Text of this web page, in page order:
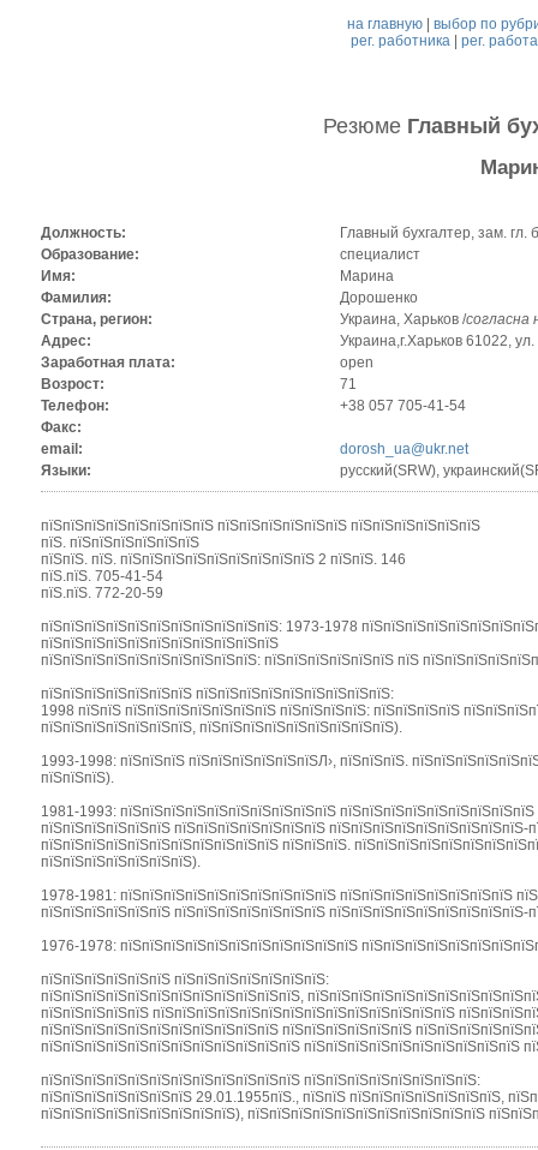
на главную |выбор по
рег. работника| рег.
Резюме Главный
Должность:
Главный бухгалтер, зам. гл.
Образование:
специалист
Имя:
Марина
Фамилия:
Дорошенко
Страна, регион:
Украина, Харьков /согласна
Адрес:
Украина,г.Харьков 61022,
Заработная плата:
open
Возрост:
71
Телефон:
+38 057 705-41-54
Факс:
email:
dorosh_ua@ukr.net
Языки:
русский(SRW),
пїЅпїЅпїЅпїЅпїЅпїЅпїЅпїЅ пїЅпїЅпїЅпїЅпїЅпїЅ пїЅпїЅпїЅпїЅпїЅпїЅ
пїЅ. пїЅпїЅпїЅпїЅпїЅпїЅ
пїЅпїЅ. пїЅ. пїЅпїЅпїЅпїЅпїЅпїЅпїЅпїЅпїЅ 2 пїЅпїЅ. 146
пїЅ.пїЅ. 705-41-54
пїЅ.пїЅ. 772-20-59
пїЅпїЅпїЅпїЅпїЅпїЅпїЅпїЅпїЅпїЅпїЅ: 1973-1978
пїЅпїЅпїЅпїЅпїЅпїЅпїЅпїЅпїЅпїЅпїЅ
пїЅпїЅпїЅпїЅпїЅпїЅпїЅпїЅпїЅпїЅ: пїЅпїЅпїЅпїЅпїЅпїЅ пїЅ
пїЅпїЅпїЅпїЅпїЅпїЅпїЅ пїЅпїЅпїЅпїЅпїЅпїЅпїЅпїЅпїЅ:
1998 пїЅпїЅ пїЅпїЅпїЅпїЅпїЅпїЅпїЅ пїЅпїЅпїЅпїЅ: пїЅпїЅпїЅпїЅ
пїЅпїЅпїЅпїЅпїЅпїЅпїЅ, пїЅпїЅпїЅпїЅпїЅпїЅпїЅпїЅпїЅ).
1993-1998: пїЅпїЅпїЅ пїЅпїЅпїЅпїЅпїЅпїЅЛ›, пїЅпїЅпїЅ.
пїЅпїЅпїЅ).
1981-1993: пїЅпїЅпїЅпїЅпїЅпїЅпїЅпїЅпїЅпїЅ
пїЅпїЅпїЅпїЅпїЅпїЅ пїЅпїЅпїЅпїЅпїЅпїЅпїЅ
пїЅпїЅпїЅпїЅпїЅпїЅпїЅпїЅпїЅпїЅпїЅ пїЅпїЅпїЅ.
пїЅпїЅпїЅпїЅпїЅпїЅпїЅ).
1978-1981: пїЅпїЅпїЅпїЅпїЅпїЅпїЅпїЅпїЅпїЅ пїЅпїЅпїЅпїЅпїЅпїЅпїЅпїЅ
пїЅпїЅпїЅпїЅпїЅпїЅ пїЅпїЅпїЅпїЅпїЅпїЅпїЅ
1976-1978: пїЅпїЅпїЅпїЅпїЅпїЅпїЅпїЅпїЅпїЅпїЅ
пїЅпїЅпїЅпїЅпїЅпїЅ пїЅпїЅпїЅпїЅпїЅпїЅпїЅ:
пїЅпїЅпїЅпїЅпїЅпїЅпїЅпїЅпїЅпїЅпїЅпїЅ,
пїЅпїЅпїЅпїЅпїЅ пїЅпїЅпїЅпїЅпїЅпїЅпїЅпїЅпїЅпїЅпїЅпїЅпїЅпїЅ
пїЅпїЅпїЅпїЅпїЅпїЅпїЅпїЅпїЅпїЅпїЅ пїЅпїЅпїЅпїЅпїЅпїЅ
пїЅпїЅпїЅпїЅпїЅпїЅпїЅпїЅпїЅпїЅпїЅпїЅ пїЅпїЅпїЅпїЅпїЅпїЅпїЅпїЅпїЅпїЅ
пїЅпїЅпїЅпїЅпїЅпїЅпїЅпїЅпїЅпїЅпїЅпїЅ пїЅпїЅпїЅпїЅпїЅпїЅпїЅпїЅ:
пїЅпїЅпїЅпїЅпїЅпїЅпїЅ 29.01.1955пїЅ., пїЅпїЅ пїЅпїЅпїЅпїЅпїЅпїЅпїЅ,
пїЅпїЅпїЅпїЅпїЅпїЅпїЅпїЅпїЅ), пїЅпїЅпїЅпїЅпїЅпїЅпїЅпїЅпїЅпїЅпїЅ